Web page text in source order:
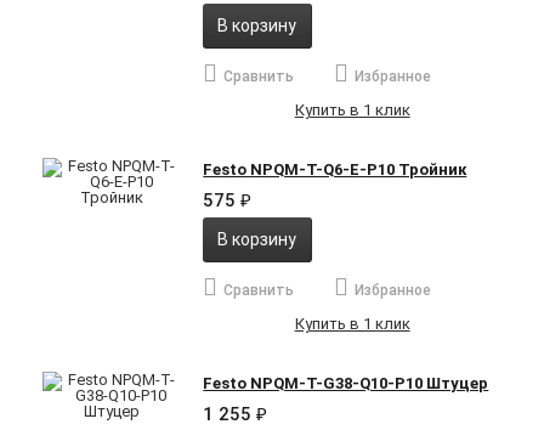
В корзину
Сравнить Избранное
Купить в 1 клик
Festo NPQM-T-Q6-E-P10 Тройник
575₽
В корзину
Сравнить Избранное
Купить в 1 клик
Festo NPQM-T-G38-Q10-P10 Штуцер
1 255₽